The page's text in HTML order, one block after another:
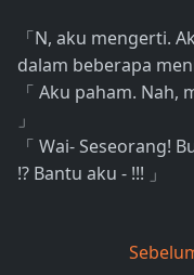
「 N, aku mengerti.
dalam beberapa
「 Aku paham. Nah,
」
「 Wai- Seseorang!
!? Bantu aku - !!!
」